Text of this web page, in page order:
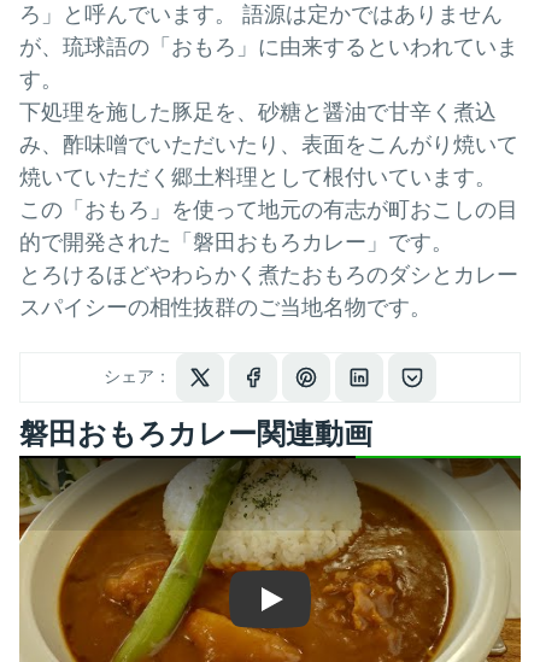
ろ」と呼んでいます。 語源は定かではありません
が、琉球語の「おもろ」に由来するといわれていま
す。
下処理を施した豚足を、砂糖と醤油で甘辛く煮込
み、酢味噌でいただいたり、表面をこんがり焼いて
焼いていただく郷土料理として根付いています。
この「おもろ」を使って地元の有志が町おこしの目
的で開発された「磐田おもろカレー」です。
とろけるほどやわらかく煮たおもろのダシとカレー
スパイシーの相性抜群のご当地名物です。
シェア：
磐田おもろカレー関連動画
Play